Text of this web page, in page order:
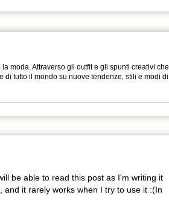
moda. Attraverso gli outfit e gli spunti creativi che
tutto il mondo su nuove tendenze, stili e modi di
be able to read this post as I'm writing it
and it rarely works when I try to use it :(In